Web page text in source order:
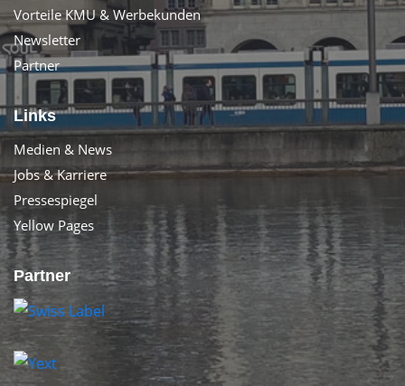
Vorteile KMU & Werbekunden
Newsletter
Partner
Links
Medien & News
Jobs & Karriere
Pressespiegel
Yellow Pages
Partner